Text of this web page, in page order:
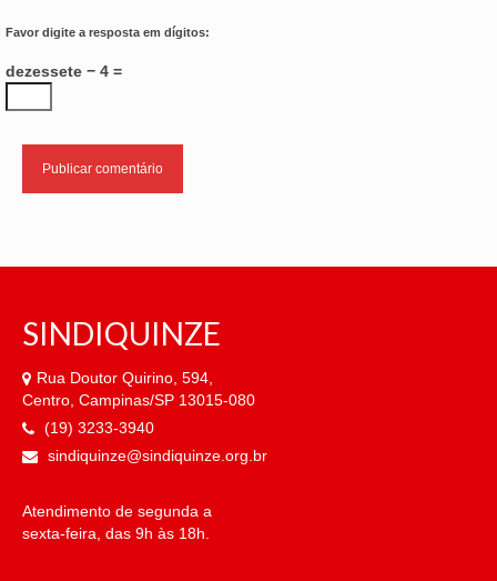
Favor digite a resposta em dígitos:
dezessete − 4 =
SINDIQUINZE
Rua Doutor Quirino, 594,
Centro, Campinas/SP 13015-080
(19) 3233-3940
sindiquinze@sindiquinze.org.br
Atendimento de segunda a
sexta-feira, das 9h às 18h.